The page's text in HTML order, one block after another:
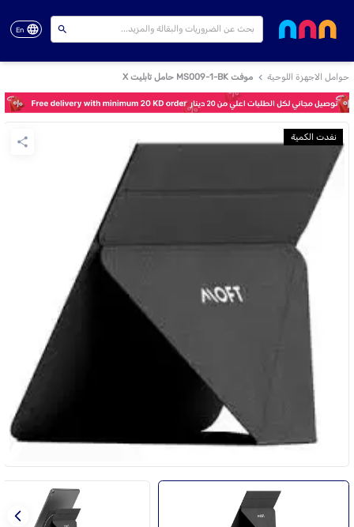
En
حوامل الاجهزة اللوحية موفت MS009-1-BK حامل تابليت X
نفدت الكمية